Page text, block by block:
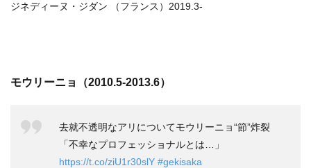
ジネディーヌ・ジダン （フランス）2019.3-
モウリーニョ（2010.5-2013.6）
去就不透明なアリについてモウリーニョ“節”炸裂
「不幸なプロフェッショナルとは…」
https://t.co/ziU1r30slY #gekisaka